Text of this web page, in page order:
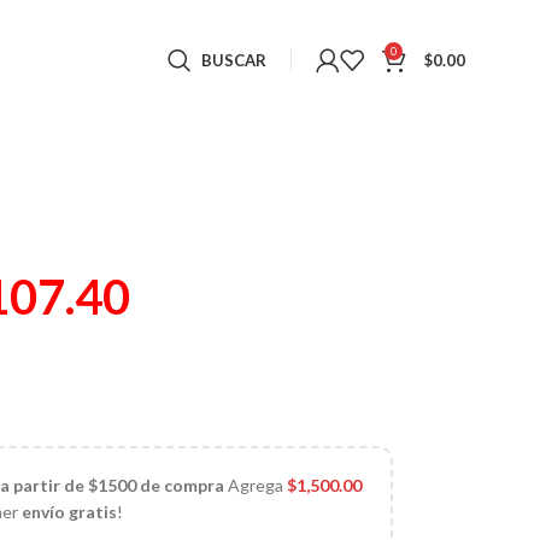
BUSCAR 0 $0.00
partir de $1500 de compra Agrega$1,500.00
envío gratis!